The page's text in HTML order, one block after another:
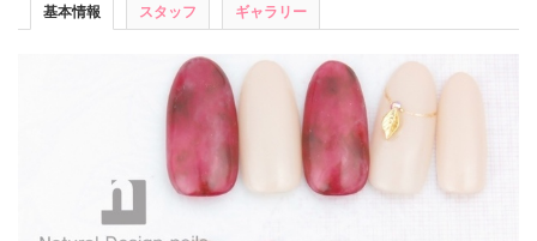
基本情報 スタッフ ギャラリー